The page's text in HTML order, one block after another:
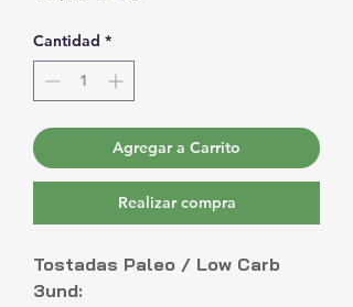
Cantidad *
Agregar a Carrito
Realizar compra
Tostadas Paleo / Low Carb
3und: